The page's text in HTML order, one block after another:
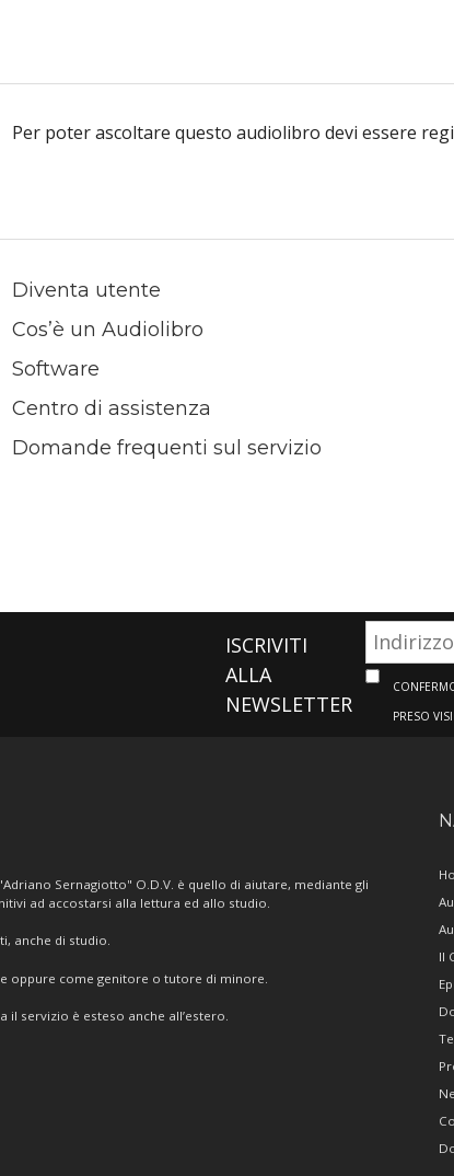
Per poter ascoltare questo audiolibro devi essere
Diventa utente
Cos’è un Audiolibro
Software
Centro di assistenza
Domande frequenti sul servizio
ISCRIVITI
ALLA
NEWSLETTER
PRESO
Sernagiotto" O.D.V. è quello di aiutare, mediante gli
ad accostarsi alla lettura ed allo studio.
anche di studio.
oppure come genitore o tutore di minore.
servizio è esteso anche all’estero.
Il